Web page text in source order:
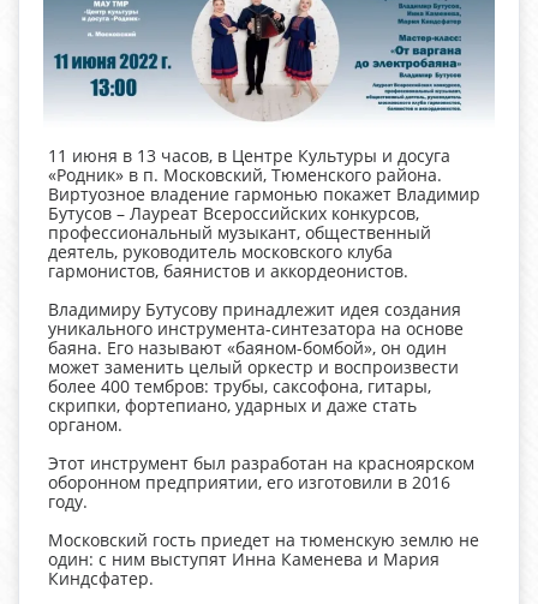
11 июня в 13 часов, в Центре Культуры и досуга
«Родник» в п. Московский, Тюменского района.
Виртуозное владение гармонью покажет Владимир
Бутусов – Лауреат Всероссийских конкурсов,
профессиональный музыкант, общественный
деятель, руководитель московского клуба
гармонистов, баянистов и аккордеонистов.
Владимиру Бутусову принадлежит идея создания
уникального инструмента-синтезатора на основе
баяна. Его называют «баяном-бомбой», он один
может заменить целый оркестр и воспроизвести
более 400 тембров: трубы, саксофона, гитары,
скрипки, фортепиано, ударных и даже стать
органом.
Этот инструмент был разработан на красноярском
оборонном предприятии, его изготовили в 2016
году.
Московский гость приедет на тюменскую землю не
один: с ним выступят Инна Каменева и Мария
Киндсфатер.